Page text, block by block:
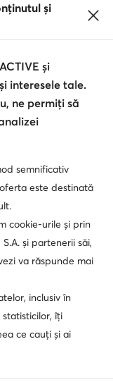
(RO)
confidențialitate
și
și
interesele tale.
ne permiți să
semnificativ
este destinată
cookie-urile și prin
și partenerii săi,
va răspunde mai
inclusiv în
îți
ce cauți și ai